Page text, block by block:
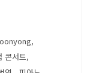
콘서트